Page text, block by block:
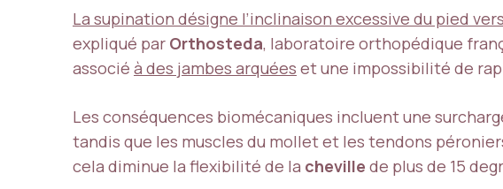
La supination désigne l’inclinaison excessive du pied
expliqué par Orthosteda, laboratoire orthopédique
associé à des jambes arquées et une impossibilité de
Les conséquences biomécaniques incluent une
tandis que les muscles du mollet et les tendons
cela diminue la flexibilité de la cheville de plus de 15